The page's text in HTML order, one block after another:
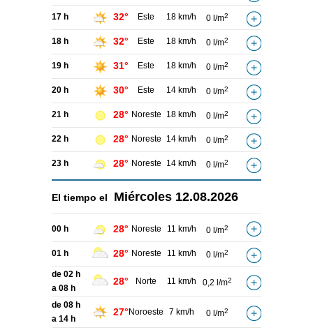
17 h 32° Este 18 km/h 0 l/m2
18 h 32° Este 18 km/h 0 l/m2
19 h 31° Este 18 km/h 0 l/m2
20 h 30° Este 14 km/h 0 l/m2
21 h 28° Noreste 18 km/h 0 l/m2
22 h 28° Noreste 14 km/h 0 l/m2
23 h 28° Noreste 14 km/h 0 l/m2
El tiempo el Miércoles 12.08.2026
00 h 28° Noreste 11 km/h 0 l/m2
01 h 28° Noreste 11 km/h 0 l/m2
de 02 h
a 08 h
28° Norte 11 km/h 0,2 l/m2
de 08 h
a 14 h
27° Noroeste 7 km/h 0 l/m2